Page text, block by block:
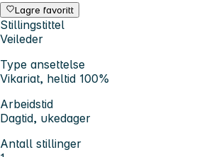
Lagre favoritt
Stillingstittel
Veileder
Type ansettelse
Vikariat, heltid 100%
Arbeidstid
Dagtid, ukedager
Antall stillinger